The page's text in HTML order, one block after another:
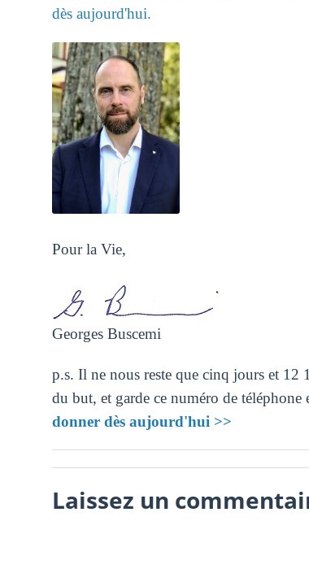
dès aujourd'hui.
Pour la Vie,
Georges Buscemi
p.s. Il ne nous reste que cinq jours et
du but, et garde ce numéro de
donner dès aujourd'hui >>
Laissez un